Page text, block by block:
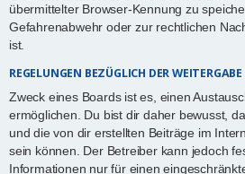
übermittelter Browser-Kennung zu
Gefahrenabwehr oder zur rechtlichen
ist.
REGELUNGEN BEZÜGLICH DER
Zweck eines Boards ist es, einen
ermöglichen. Du bist dir daher bewusst,
und die von dir erstellten Beiträge im
sein können. Der Betreiber kann jedoch
Informationen nur für einen